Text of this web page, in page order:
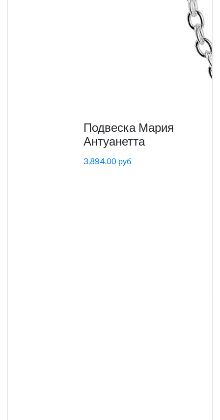
Подвеска Мария
Антуанетта
3,894.00 руб